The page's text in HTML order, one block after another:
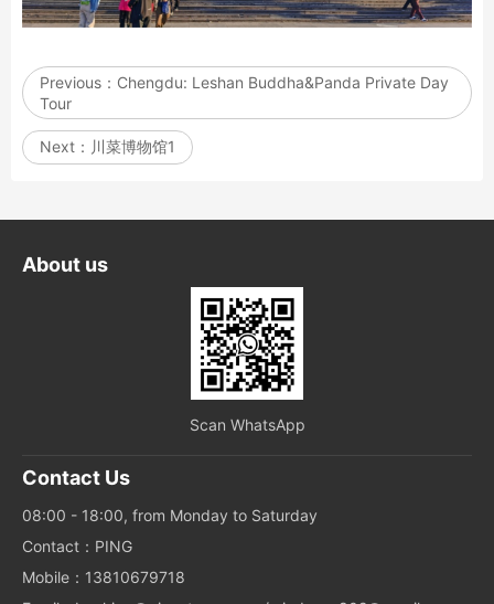
Previous： Chengdu: Leshan Buddha&Panda Private Day
Tour
Next： 川菜博物馆1
About us
Scan WhatsApp
Contact Us
08:00 - 18:00, from Monday to Saturday
Contact：PING
Mobile：13810679718